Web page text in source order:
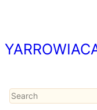
treści
Search